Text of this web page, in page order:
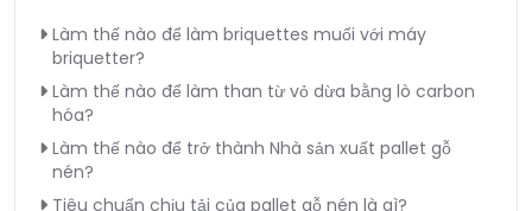
Làm thế nào để làm briquettes muối với máy
briquetter?
Làm thế nào để làm than từ vỏ dừa bằng lò carbon
hóa?
Làm thế nào để trở thành Nhà sản xuất pallet gỗ
nén?
Tiêu chuẩn chịu tải của pallet gỗ nén là gì?